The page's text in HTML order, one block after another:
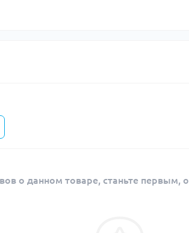
о данном товаре, станьте первым,